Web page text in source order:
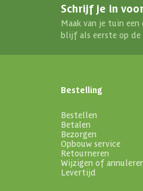
Schrijf je in
Maak van je tuin
blijf als eerste op de
Bestelling
Bestellen
Betalen
Bezorgen
Opbouw service
Retourneren
Wijzigen of
Levertijd